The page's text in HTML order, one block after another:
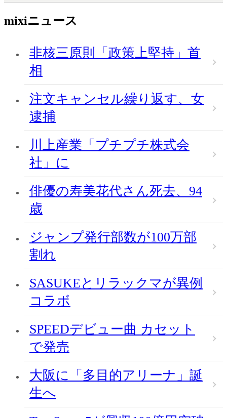
mixiニュース
非核三原則「政策上堅持」首
相
注文キャンセル繰り返す、女
逮捕
川上産業「プチプチ株式会
社」に
俳優の寿美花代さん死去、94
歳
ジャンプ発行部数が100万部
割れ
SASUKEとリラックマが異例
コラボ
SPEEDデビュー曲 カセット
で発売
大阪に「多目的アリーナ」誕
生へ